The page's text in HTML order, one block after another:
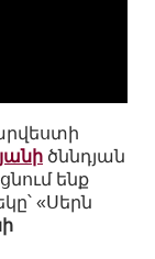
ծննդյան
ենք
«Սերն